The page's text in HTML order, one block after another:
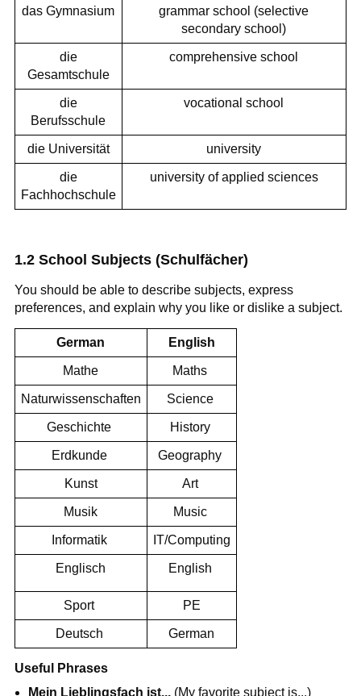
das Gymnasium
grammar school (selective
secondary school)
die
Gesamtschule
comprehensive school
die
Berufsschule
vocational school
die Universität university
die
Fachhochschule
university of applied sciences
1.2 School Subjects (Schulfächer)
You should be able to describe subjects, express
preferences, and explain why you like or dislike a subject.
German English
Mathe Maths
Naturwissenschaften Science
Geschichte History
Erdkunde Geography
Kunst Art
Musik Music
Informatik IT/Computing
Englisch English
Sport PE
Deutsch German
Useful Phrases
Mein Lieblingsfach ist... (My favorite subject is...)